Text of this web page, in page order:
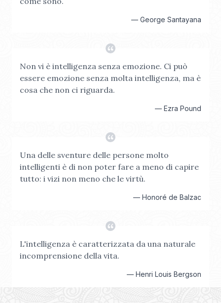
— George Santayana
Non vi è intelligenza senza emozione. Ci può
essere emozione senza molta intelligenza, ma è
cosa che non ci riguarda.
— Ezra Pound
Una delle sventure delle persone molto
intelligenti è di non poter fare a meno di capire
tutto: i vizi non meno che le virtù.
— Honoré de Balzac
L'intelligenza è caratterizzata da una naturale
incomprensione della vita.
— Henri Louis Bergson